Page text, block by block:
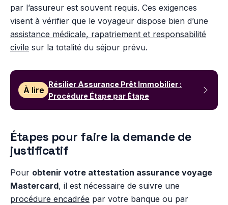
par l’assureur est souvent requis. Ces exigences
visent à vérifier que le voyageur dispose bien d’une
assistance médicale, rapatriement et responsabilité
civile sur la totalité du séjour prévu.
À lire
Résilier Assurance Prêt Immobilier :
Procédure Étape par Étape
Étapes pour faire la demande de
justificatif
Pour obtenir votre attestation assurance voyage
Mastercard, il est nécessaire de suivre une
procédure encadrée par votre banque ou par